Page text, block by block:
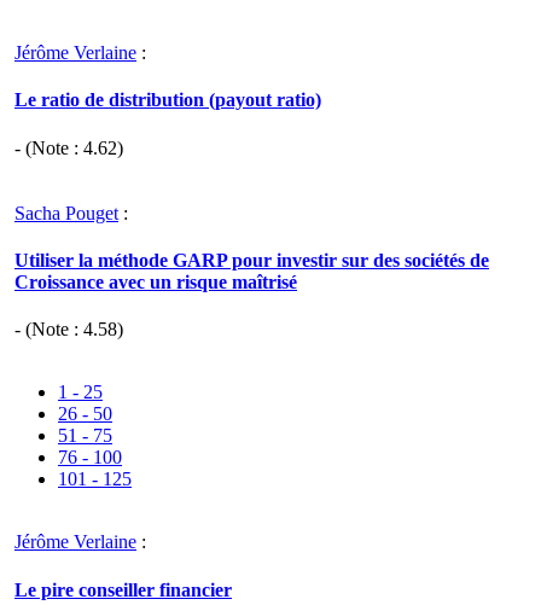
Jérôme Verlaine :
Le ratio de distribution (payout ratio)
- (Note : 4.62)
Sacha Pouget :
Utiliser la méthode GARP pour investir sur des sociétés de
Croissance avec un risque maîtrisé
- (Note : 4.58)
1 - 25
26 - 50
51 - 75
76 - 100
101 - 125
Jérôme Verlaine :
Le pire conseiller financier